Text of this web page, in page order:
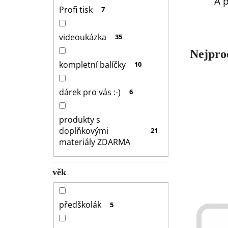
Profi tisk 7
videoukázka 35
kompletní balíčky 10
dárek pro vás :-) 6
produkty s
doplňkovými
materiály ZDARMA
21
věk
předškolák 5